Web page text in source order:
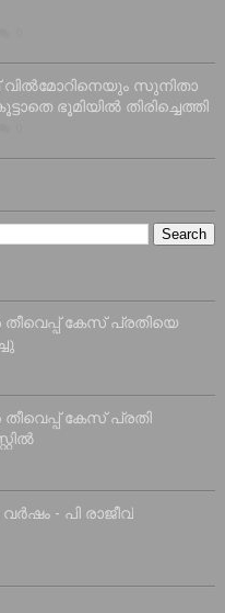
സുനിതാ
ഭൂമിയിൽ തിരിച്ചെത്തി
കേസ് പ്രതിയെ
കേസ് പ്രതി
- പി രാജീവ്